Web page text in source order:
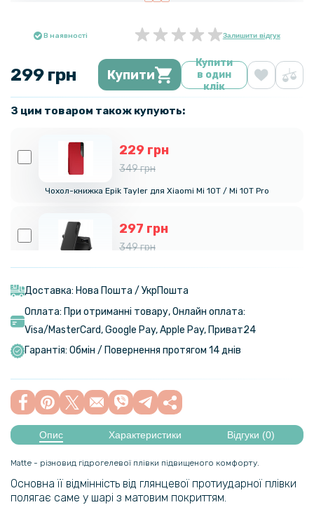
В наявності Залишити відгук
299 грн Купити
Купити
в один
клік
З цим товаром також купують:
229 грн
349 грн
Чохол-книжка Epik Tayler для Xiaomi Mi 10T / Mi 10T Pro
297 грн
349 грн
Чохол-книжка Epik Tayler для Xiaomi Poco F4 GT
129 грн
239 грн
Чохол-накладка Epik Generous для Oppo A55 5G
239 грн
Чохол-накладка Epik Generous для Realme 9i
199 грн
239 грн
Чохол-накладка Epik Generous для Xiaomi Redmi Note 11 / 11s 4G
Доставка: Нова Пошта / УкрПошта
Оплата: При отриманні товару, Онлайн оплата:
Visa/MasterСard, Google Pay, Apple Pay, Приват24
Гарантія: Обмін / Повернення протягом 14 днів
Опис Характеристики Відгуки (0)
Matte - різновид гідрогелевої плівки підвищеного комфорту.
Основна її відмінність від глянцевої протиударної плівки
полягає саме у шарі з матовим покриттям.